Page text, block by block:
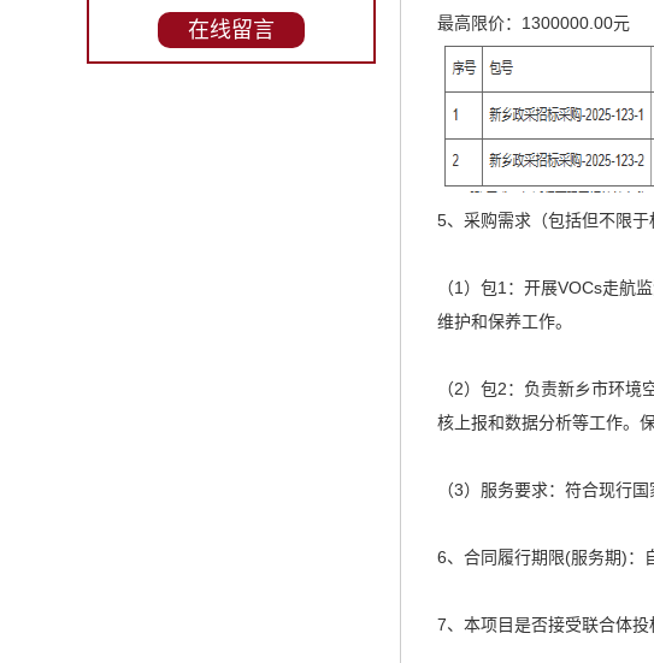
在线留言
最高限价：1300000.00元
5、采购需求（包括但不限于
（1）包1：开展VOCs走航
维护和保养工作。
（2）包2：负责新乡市环
核上报和数据分析等工作。
（3）服务要求：符合现行
6、合同履行期限(服务期)：
7、本项目是否接受联合体投